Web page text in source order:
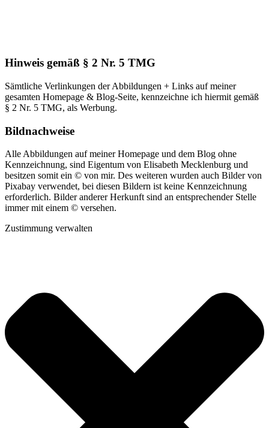
Hinweis gemäß § 2 Nr. 5 TMG
Sämtliche Verlinkungen der Abbildungen + Links auf meiner
gesamten Homepage & Blog-Seite, kennzeichne ich hiermit gemäß
§ 2 Nr. 5 TMG, als Werbung.
Bildnachweise
Alle Abbildungen auf meiner Homepage und dem Blog ohne
Kennzeichnung, sind Eigentum von Elisabeth Mecklenburg und
besitzen somit ein © von mir. Des weiteren wurden auch Bilder von
Pixabay verwendet, bei diesen Bildern ist keine Kennzeichnung
erforderlich. Bilder anderer Herkunft sind an entsprechender Stelle
immer mit einem © versehen.
Zustimmung verwalten